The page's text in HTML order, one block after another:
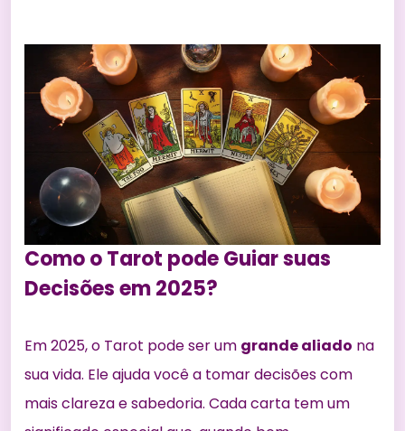
Como o Tarot pode Guiar suas
Decisões em 2025?
Em 2025, o Tarot pode ser um grande aliado na
sua vida. Ele ajuda você a tomardecisões com
mais clarezae sabedoria. Cada carta tem um